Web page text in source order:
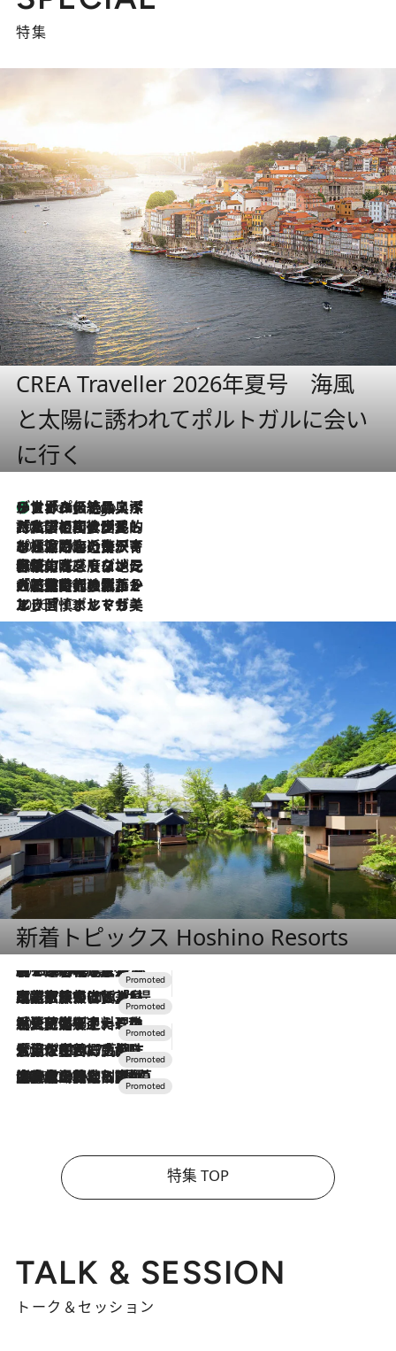
特集
CREA Traveller 2026年夏号 海風
と太陽に誘われてポルトガルに会い
に行く
4 Hours Ago
リスボンの絶品スイーツ「パステル・デ・ナタ」とは？ポルトガル伝統の奥深い世界へ
2026.7.27
「私の祖国はポルトガル語です」国民的詩人フェルナンド・ペソアと、彼が愛した文学の街を歩く
2026.7.26
ポルトガル近海が育む極上の海の幸。キリリと冷えた白ワインと愉しむ、シーフード専門店の贅沢
2026.7.22
伝統の味をモダンに昇華。高感度な地元客が集う、リスボンの最旬ガストロノミー
2026.7.21
大航海時代の栄華から、震災、独裁、そして革命へ。ポルトガル・首都リスボンの石畳に刻まれた「歴史の光と影」
2026.7.13
エッセイ・ヤマザキマリ「慎ましくも美しき国 ポルトガル」
新着トピックス Hoshino Resorts
2026.8.7
【トンボの足水浴】ヒノキの香りに包まれて涼感マックス！約13℃の湧水かけ流しを避暑地「星野温泉 トンボの湯」で体験
2026.7.31
【ホテル帰省】という選択肢をOMOが提案。家族とほどよい距離を保つには「昼は実家、夜は気兼ねなくホテルで！」
2026.7.24
【夏限定ディナーコース】旬を迎える稚鮎や花ズッキーニなどをイタリア・トスカーナの郷土料理の手法で満喫！
2026.7.17
「土佐和ハーブかき氷」がOMO7高知に登場！生姜、山椒、大葉など目にも舌にも涼を呼ぶ郷土の味
2026.7.10
NEW OPEN！【界 草津】名湯の地に誕生。趣の異なる2種の温泉と上州ならではの会席・蕎麦割烹など美食を味わう究極の癒やし旅
特集 TOP
TALK & SESSION
トーク＆セッション